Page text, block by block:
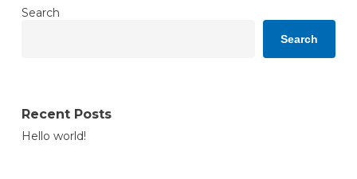
Search
Search
Recent Posts
Hello world!